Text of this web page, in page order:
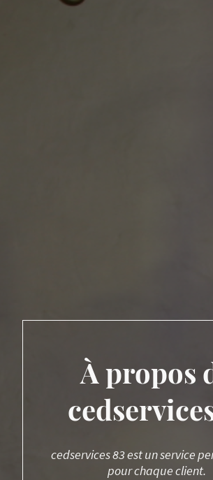
À propos
cedservices 83 est un service
pour chaque client.